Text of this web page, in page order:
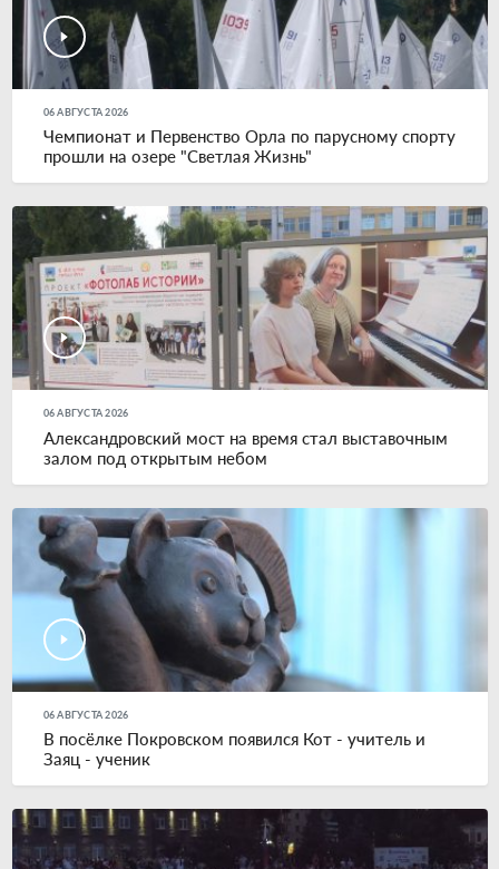
06 АВГУСТА 2026
Чемпионат и Первенство Орла по парусному спорту
прошли на озере "Светлая Жизнь"
06 АВГУСТА 2026
Александровский мост на время стал выставочным
залом под открытым небом
06 АВГУСТА 2026
В посёлке Покровском появился Кот - учитель и
Заяц - ученик